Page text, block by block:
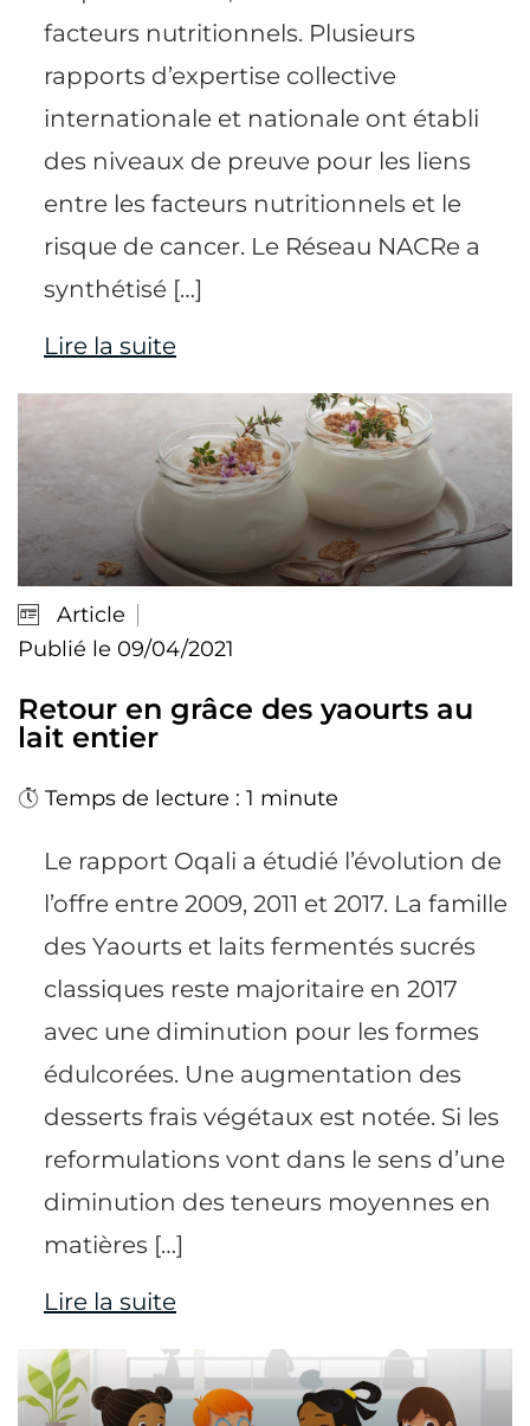
facteurs nutritionnels. Plusieurs
rapports d’expertise collective
internationale et nationale ont établi
des niveaux de preuve pour les liens
entre les facteurs nutritionnels et le
risque de cancer. Le Réseau NACRe a
synthétisé […]
Lire la suite
Article
Publié le 09/04/2021
Retour en grâce des yaourts au
lait entier
Temps de lecture : 1 minute
Le rapport Oqali a étudié l’évolution de
l’offre entre 2009, 2011 et 2017. La famille
des Yaourts et laits fermentés sucrés
classiques reste majoritaire en 2017
avec une diminution pour les formes
édulcorées. Une augmentation des
desserts frais végétaux est notée. Si les
reformulations vont dans le sens d’une
diminution des teneurs moyennes en
matières […]
Lire la suite